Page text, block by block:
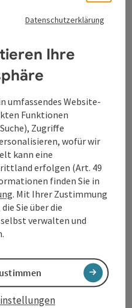
Tourismus
und 13–16 Uhr
Datenschutzerklärung
Ihre
umfassendes Website-
Funktionen
Zugriffe
wofür wir
kann eine
erfolgen (Art. 49
finden Sie in
. Mit Ihrer Zustimmung
Sie über die
verwalten und